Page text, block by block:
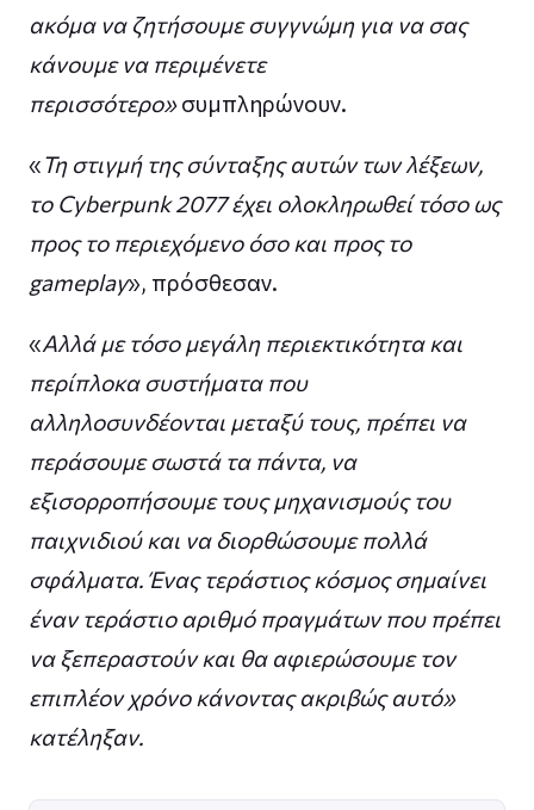
ακόμα να ζητήσουμε συγγνώμη για να σας
κάνουμε να περιμένετε
περισσότερο»συμπληρώνουν.
«Τη στιγμή της σύνταξης αυτών των λέξεων,
το Cyberpunk 2077 έχει ολοκληρωθεί τόσο ως
προς το περιεχόμενο όσο και προς το
gameplay», πρόσθεσαν.
«Αλλά με τόσο μεγάλη περιεκτικότητα και
περίπλοκα συστήματα που
αλληλοσυνδέονται μεταξύ τους, πρέπει να
περάσουμε σωστά τα πάντα, να
εξισορροπήσουμε τους μηχανισμούς του
παιχνιδιού και να διορθώσουμε πολλά
σφάλματα. Ένας τεράστιος κόσμος σημαίνει
έναν τεράστιο αριθμό πραγμάτων που πρέπει
να ξεπεραστούν και θα αφιερώσουμε τον
επιπλέον χρόνο κάνοντας ακριβώς αυτό»
κατέληξαν.